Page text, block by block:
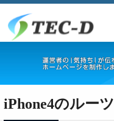
iPhone4のルーツ